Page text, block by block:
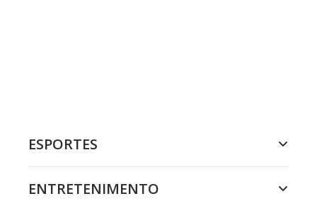
ESPORTES
ENTRETENIMENTO